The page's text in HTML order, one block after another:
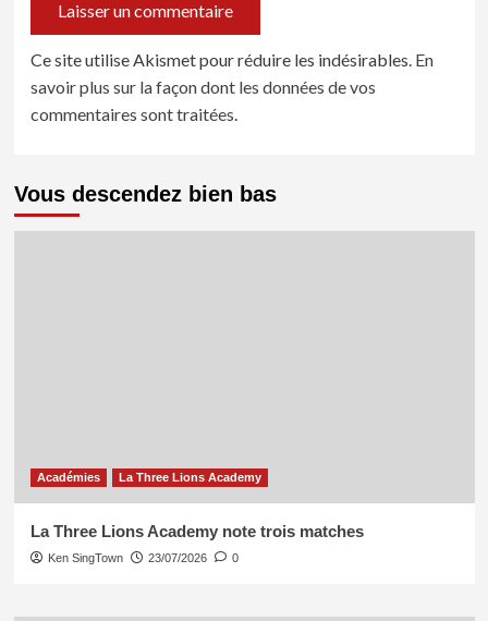
Ce site utilise Akismet pour réduire les indésirables. En
savoir plus sur la façon dont les données de vos
commentaires sont traitées.
Vous descendez bien bas
Académies La Three Lions Academy
La Three Lions Academy note trois matches
Ken SingTown 23/07/2026 0